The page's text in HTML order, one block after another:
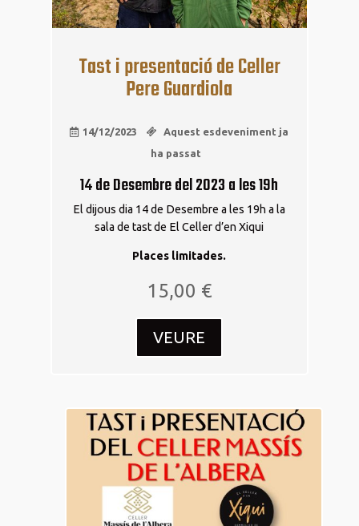
Tast i presentació de Celler
Pere Guardiola
14/12/2023
Aquest esdeveniment ja
ha passat
14 de Desembre del 2023 a les 19h
El dijous dia 14 de Desembre a les 19h a la
sala de tast de El Celler d’en Xiqui
Places limitades.
15,00 €
VEURE
01